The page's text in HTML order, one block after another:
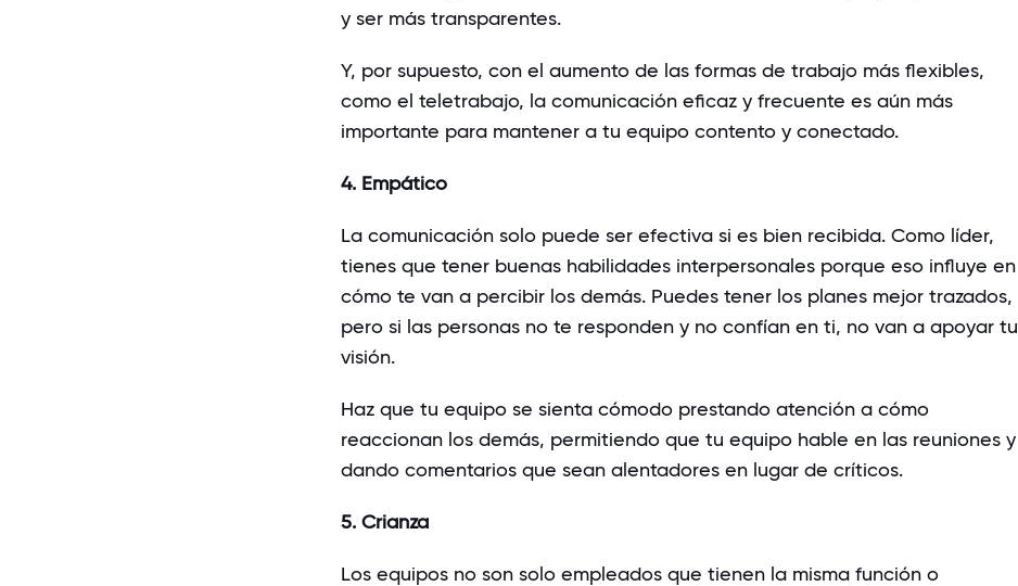
y ser más transparentes.
Y, por supuesto, con el aumento de las formas de trabajo más flexibles,
como el teletrabajo, la comunicación eficaz y frecuente es aún más
importante para mantener a tu equipo contento y conectado.
4. Empático
La comunicación solo puede ser efectiva si es bien recibida. Como líder,
tienes que tener buenas habilidades interpersonales porque eso influye en
cómo te van a percibir los demás. Puedes tener los planes mejor trazados,
pero si las personas no te responden y no confían en ti, no van a apoyar tu
visión.
Haz que tu equipo se sienta cómodo prestando atención a cómo
reaccionan los demás, permitiendo que tu equipo hable en las reuniones y
dando comentarios que sean alentadores en lugar de críticos.
5. Crianza
Los equipos no son solo empleados que tienen la misma función o